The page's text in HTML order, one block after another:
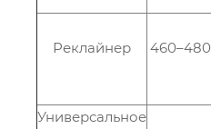
Реклайнер 460–480
Универсальное